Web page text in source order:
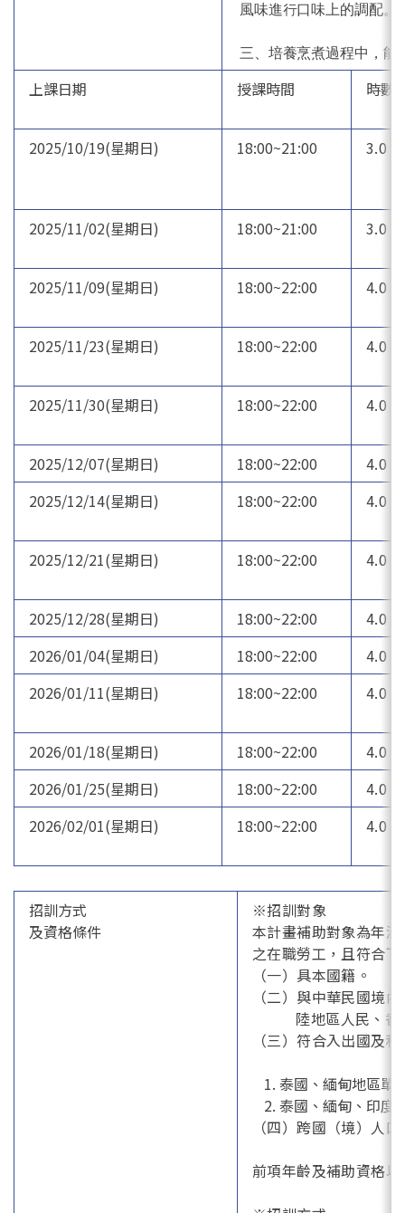
風味進行口味上的調配。
三、培養烹煮過程中，能
上課日期 授課時間 時數
2025/10/19(星期日) 18:00~21:00 3.0
2025/11/02(星期日) 18:00~21:00 3.0
2025/11/09(星期日) 18:00~22:00 4.0
2025/11/23(星期日) 18:00~22:00 4.0
2025/11/30(星期日) 18:00~22:00 4.0
2025/12/07(星期日) 18:00~22:00
4.0
2025/12/14(星期日)
18:00~22:00 4.0
2025/12/21(星期日) 18:00~22:00 4.0
2025/12/28(星期日) 18:00~22:00
4.0
2026/01/04(星期日)
18:00~22:00
4.0
2026/01/11(星期日)
18:00~22:00 4.0
2026/01/18(星期日) 18:00~22:00
4.0
2026/01/25(星期日)
18:00~22:00
4.0
2026/02/01(星期日)
18:00~22:00 4.0
招訓方式
及資格條件
※招訓對象
本計畫補助對象為年
之在職勞工，且符合
（一）具本國籍。
（二）與中華民國境
陸地區人民、香港
（三）符合入出國及
泰國、緬甸地區單
泰國、緬甸、印度
（四）跨國（境）人
前項年齡及補助資格